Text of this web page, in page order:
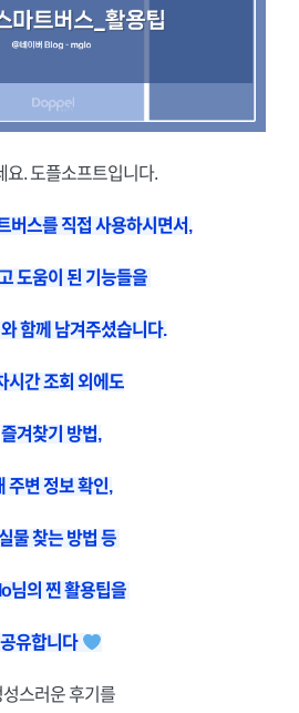
요. 도플소프트입니다.
버스를 직접 사용하시면서,
도움이 된 기능들을
함께 남겨주셨습니다.
시간 조회 외에도
즐겨찾기 방법,
주변 정보 확인,
물 찾는 방법 등
님의 찐 활용팁을
공유합니다
성스러운 후기를